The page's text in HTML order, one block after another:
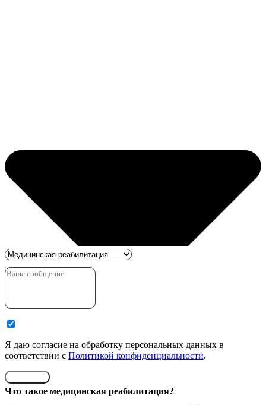
Я даю согласие на обработку персональных данных в
соответствии с Политикой конфиденциальности.
Что такое медицинская реабилитация?